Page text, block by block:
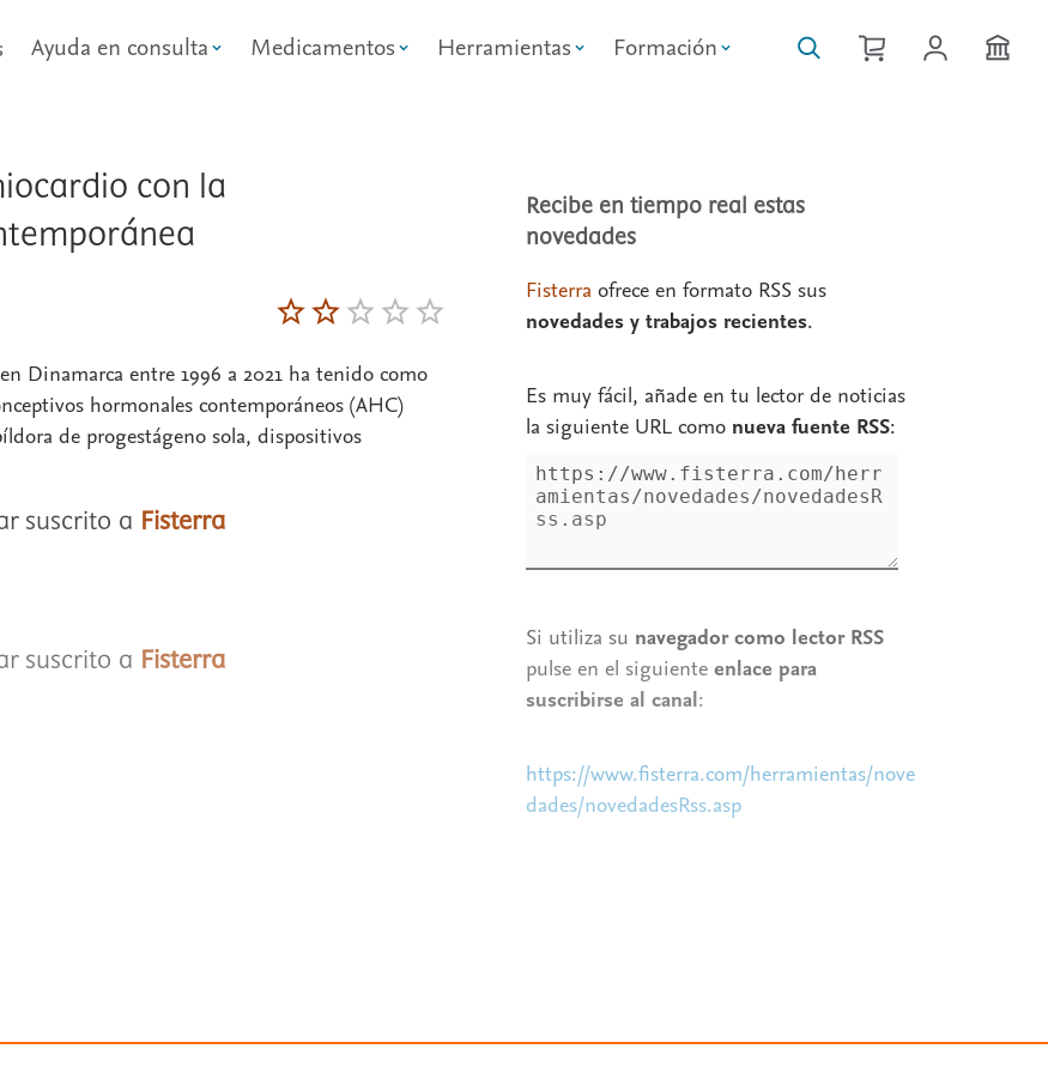
Ayuda en consulta Medicamentos Herramientas Formación
con la
Dinamarca entre 1996 a 2021 ha tenido como
hormonales contemporáneos (AHC)
de progestágeno sola, dispositivos
suscrito a Fisterra
suscrito a Fisterra
Recibe en tiempo real estas
novedades
Fisterra ofrece en formato RSS sus
novedades y trabajos recientes.
Es muy fácil, añade en tu lector de noticias
la siguiente URL como nueva fuente RSS:
Si utiliza su navegador como lector RSS
pulse en el siguiente enlace para
suscribirse al canal:
https://www.fisterra.com/herramientas/nove
dades/novedadesRss.asp